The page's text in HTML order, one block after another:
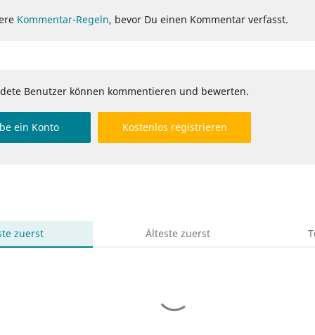
Kommentar-Regeln, bevor Du einen Kommentar verfasst.
Benutzer können kommentieren und bewerten.
ein Konto Kostenlos registrieren
zuerst Älteste zuerst